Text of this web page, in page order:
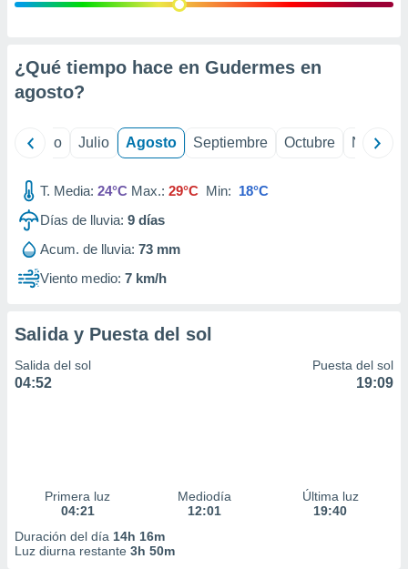
e
mediante
publicidad
de
1199
¿Qué tiempo hace en Gudermes en
agosto?
Junio Julio Agosto Septiembre Octubre
T. Media: 24°C Max.: 29°C Min: 18°C
Días de lluvia: 9 días
Acum. de lluvia: 73 mm
Viento medio: 7 km/h
Salida y Puesta del sol
Salida del sol
04:52
Puesta del sol
19:09
Primera luz
04:21
Mediodía
12:01
Última luz
19:40
Duración del día 14h 16m
Luz diurna restante 3h 50m